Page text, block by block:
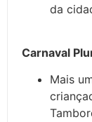
da
Carnaval
Mais